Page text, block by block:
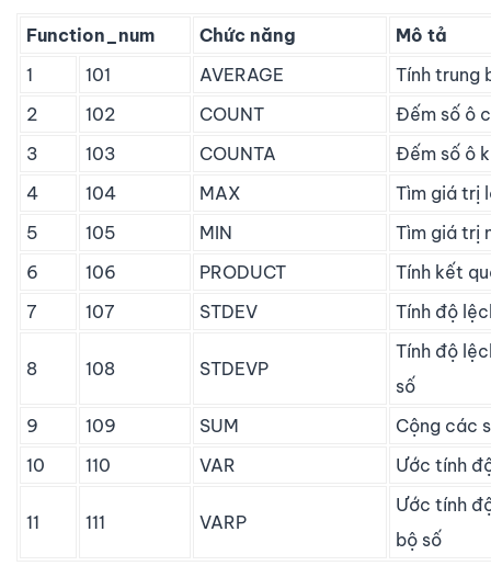
Function_num Chức năng
Mô tả
1
101 AVERAGE
Tính trung
2
102 COUNT
Đếm số ô
3
103 COUNTA
Đếm số ô
4
104 MAX
Tìm giá trị
5
105 MIN
Tìm giá trị
6
106 PRODUCT
Tính kết
7
107 STDEV Tính độ
8 108 STDEVP
Tính độ
số
9
109 SUM
Cộng các
10
110 VAR Ước tính
11 111 VARP
Ước tính
bộ số